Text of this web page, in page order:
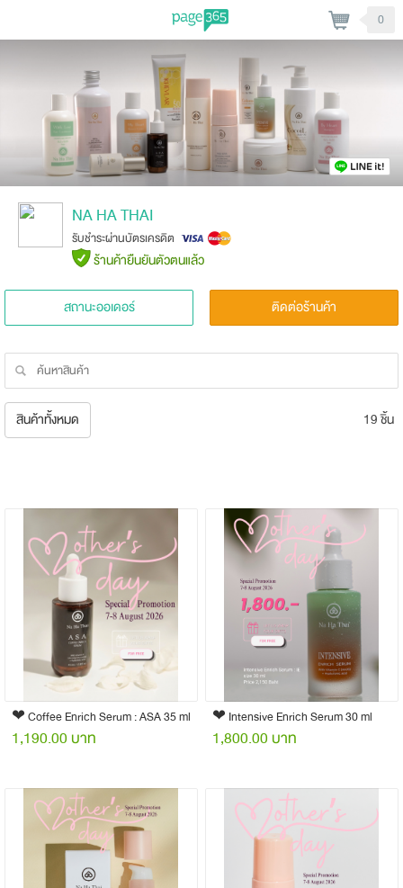
0
NA HA THAI
รับชำระผ่านบัตรเครดิต
ร้านค้ายืนยันตัวตนแล้ว
สถานะออเดอร์ ติดต่อร้านค้า
สินค้าทั้งหมด 19 ชิ้น
❤︎ Coffee Enrich Serum : ASA 35 ml
1,190.00 บาท
❤︎ Intensive Enrich Serum 30 ml
1,800.00 บาท